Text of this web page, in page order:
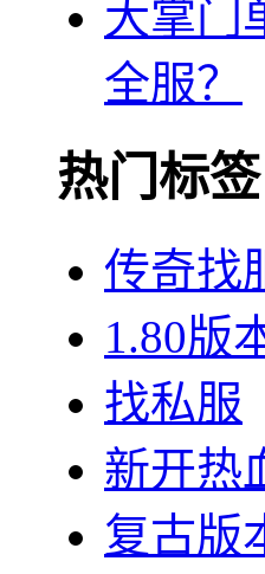
大掌门
全服？
热门标签
传奇找
1.80版
找私服
新开热
复古版